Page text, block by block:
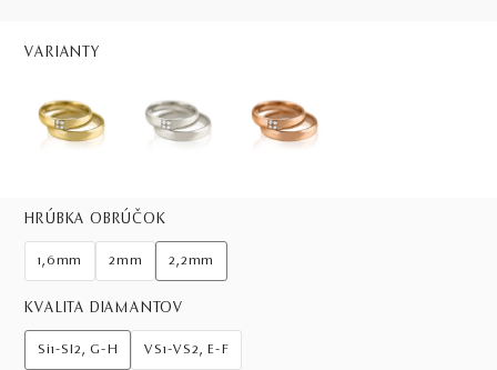
VARIANTY
HRÚBKA OBRÚČOK
1,6mm 2mm 2,2mm
KVALITA DIAMANTOV
Si1-SI2, G-H VS1-VS2, E-F